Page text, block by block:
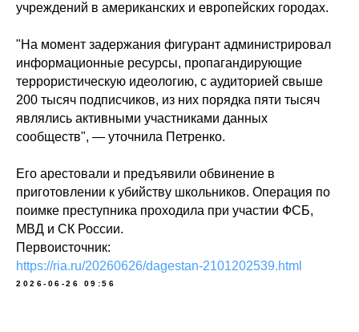
учреждений в американских и европейских городах.
"На момент задержания фигурант администрировал
информационные ресурсы, пропагандирующие
террористическую идеологию, с аудиторией свыше
200 тысяч подписчиков, из них порядка пяти тысяч
являлись активными участниками данных
сообществ", — уточнила Петренко.
Его арестовали и предъявили обвинение в
приготовлении к убийству школьников. Операция по
поимке преступника проходила при участии ФСБ,
МВД и СК России.
Первоисточник:
https://ria.ru/20260626/dagestan-2101202539.html
2026-06-26 09:56